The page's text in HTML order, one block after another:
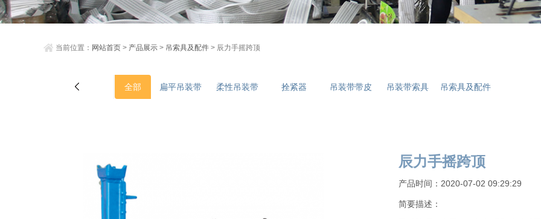
当前位置： 网站首页 > 产品展示 > 吊索具及配件 > 辰力手摇跨顶
全部 扁平吊装带 柔性吊装带 拴紧器 吊装带带皮 吊装带索具 吊索具及配件
辰力手摇跨顶
产品时间：2020-07-02 09:29:29
简要描述：